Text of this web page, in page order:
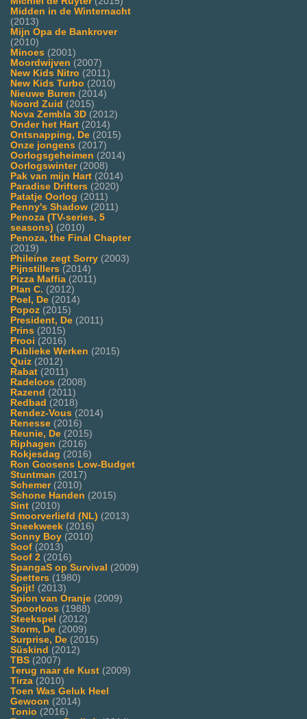
Midden in de Winternacht
(2013)
Mijn Opa de Bankrover
(2010)
Minoes (2001)
Moordwijven (2007)
New Kids Nitro (2011)
New Kids Turbo (2010)
Nieuwe Buren (2014)
Noord Zuid (2015)
Nova Zembla 3D (2012)
Onder het Hart (2014)
Ontsnapping, De (2015)
Onze jongens (2017)
Oorlogsgeheimen (2014)
Oorlogswinter(2008)
Pak van mijn Hart (2014)
Paradise Drifters (2020)
Patatje Oorlog (2011)
Penny's Shadow (2011)
Penoza (TV-series, 5
seasons) (2010)
Penoza, the Final Chapter
(2019)
Phileine zegt Sorry (2003)
Pijnstillers (2014)
Pizza Maffia (2011)
Plan C. (2012)
Poel, De (2014)
Popoz (2015)
President, De (2011)
Prins (2015)
Prooi (2016)
Publieke Werken (2015)
Quiz (2012)
Rabat (2011)
Radeloos (2008)
Razend (2011)
Redbad (2018)
Rendez-Vous (2014)
Renesse (2016)
Reunie, De (2015)
Riphagen (2016)
Rokjesdag (2016)
Ron Goosens Low-Budget
Stuntman (2017)
Schemer(2010)
Schone Handen (2015)
Sint (2010)
Smoorverliefd (NL) (2013)
Sneekweek (2016)
Sonny Boy (2010)
Soof (2013)
Soof 2 (2016)
SpangaS op Survival (2009)
Spetters (1980)
Spijt! (2013)
Spion van Oranje (2009)
Spoorloos (1988)
Steekspel (2012)
Storm, De (2009)
Surprise, De (2015)
Süskind (2012)
TBS (2007)
Terug naar de Kust (2009)
Tirza (2010)
Toen Was Geluk Heel
Gewoon (2014)
Tonio (2016)